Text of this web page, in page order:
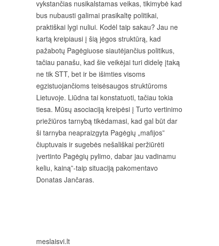
vykstančias nusikalstamas veikas, tikimybė kad
bus nubausti galimai prasikaltę politikai,
praktiškai lygi nuliui. Kodėl taip sakau? Jau ne
kartą kreipiausi į šią jėgos struktūrą, kad
pažabotų Pagėgiuose siautėjančius politikus,
tačiau panašu, kad šie veikėjai turi didelę įtaką
ne tik STT, bet ir be išimties visoms
egzistuojančioms teisėsaugos struktūroms
Lietuvoje. Liūdna tai konstatuoti, tačiau tokia
tiesa. Mūsų asociaciją kreipėsi į Turto vertinimo
priežiūros tarnybą tikėdamasi, kad gal būt dar
ši tarnyba neapraizgyta Pagėgių „mafijos”
čiuptuvais ir sugebės nešališkai peržiūrėti
įvertinto Pagėgių pylimo, dabar jau vadinamu
keliu, kainą”-taip situaciją pakomentavo
Donatas Jančaras.
meslaisvi.lt